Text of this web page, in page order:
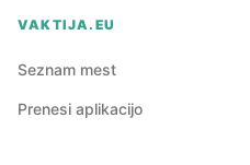
VAKTIJA.EU
Seznam mest
Prenesi aplikacijo